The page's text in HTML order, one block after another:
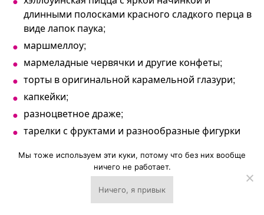
длинными полосками красного сладкого перца в
виде лапок паука;
маршмеллоу;
мармеладные червячки и другие конфеты;
торты в оригинальной карамельной глазури;
капкейки;
разноцветное драже;
тарелки с фруктами и разнообразные фигурки
К слову, не стоит думать, что времена
«колядок» прошли. Сегодня подобными
Мы тоже используем эти куки, потому что без них вообще
ничего не работает.
Ничего, я привык